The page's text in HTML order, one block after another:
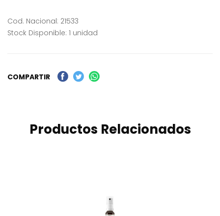
Cod. Nacional: 21533
Stock Disponible: 1 unidad
COMPARTIR
Productos Relacionados